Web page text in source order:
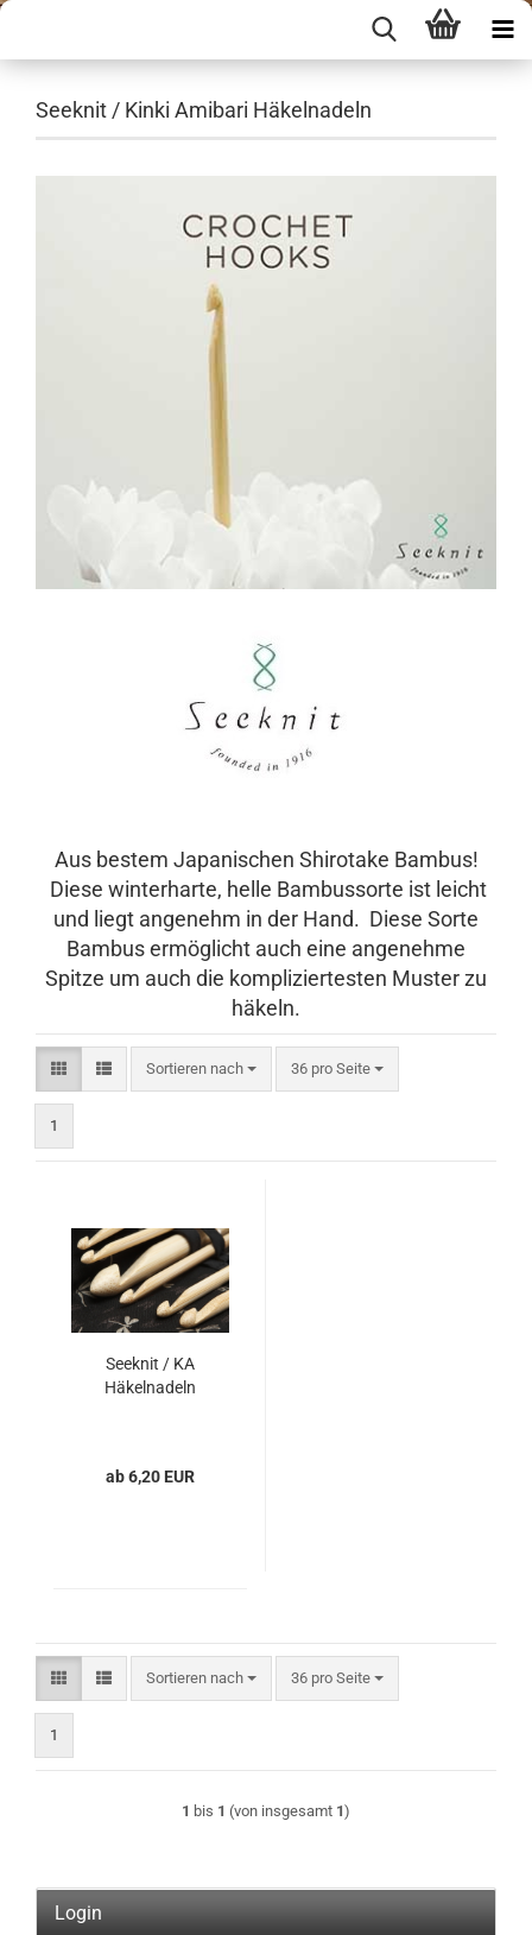
Seeknit / Kinki Amibari Häkelnadeln
Aus bestem Japanischen Shirotake Bambus!
Diese winterharte, helle Bambussorte ist leicht
und liegt angenehm in der Hand. Diese Sorte
Bambus ermöglicht auch eine angenehme
Spitze um auch die kompliziertesten Muster zu
häkeln.
Sortieren nach
Sortieren nach 36 pro Seite
pro Seite
1
Seeknit / KA
Häkelnadeln
ab 6,20 EUR
Sortieren nach
Sortieren nach 36 pro Seite
pro Seite
1
1 bis 1 (von insgesamt 1)
Login